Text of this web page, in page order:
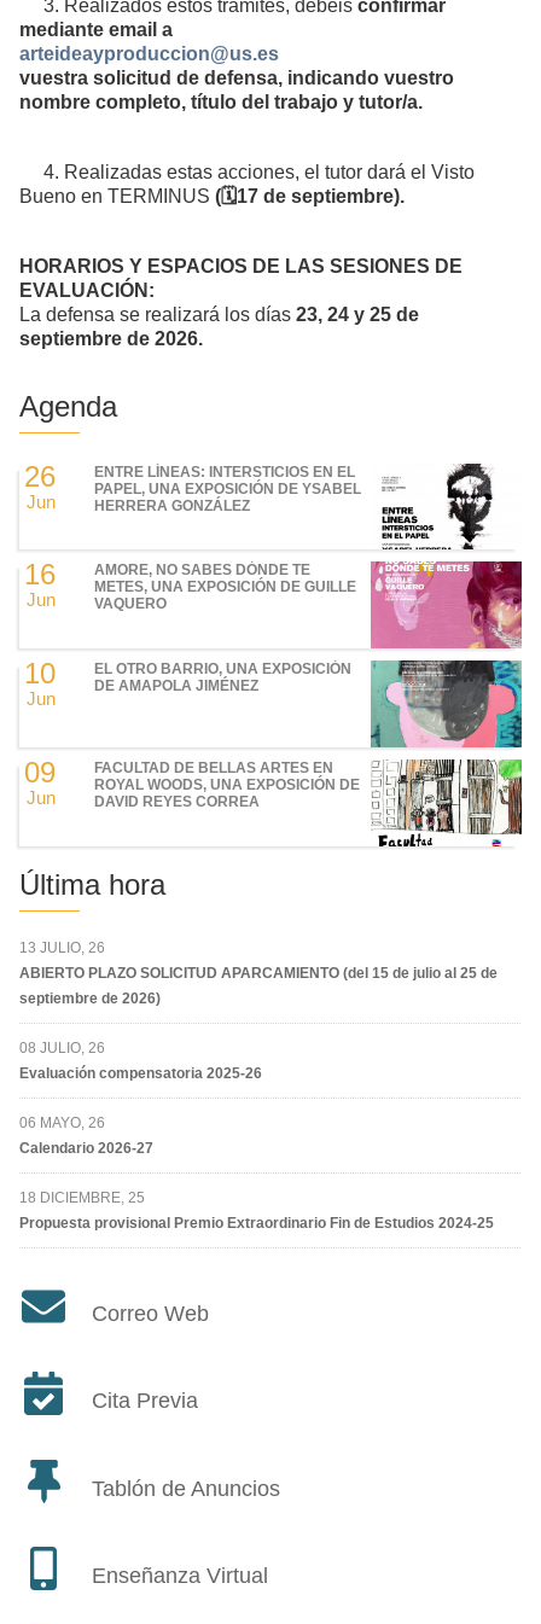
3. Realizados estos trámites, debéis confirmar
mediante email a
arteideayproduccion@us.es
vuestra solicitud de defensa, indicando vuestro
nombre completo, título del trabajo y tutor/a.
4. Realizadas estas acciones, el tutor dará el Visto
Bueno en TERMINUS (🗓️17 de septiembre).
HORARIOS Y ESPACIOS DE LAS SESIONES DE
EVALUACIÓN:
La defensa se realizará los días 23, 24 y 25 de
septiembre de 2026.
Agenda
26
Jun
ENTRE LÍNEAS: INTERSTICIOS EN EL
PAPEL, UNA EXPOSICIÓN DE YSABEL
HERRERA GONZÁLEZ
16
Jun
AMORE, NO SABES DÓNDE TE
METES, UNA EXPOSICIÓN DE GUILLE
VAQUERO
10
Jun
EL OTRO BARRIO, UNA EXPOSICIÓN
DE AMAPOLA JIMÉNEZ
09
Jun
FACULTAD DE BELLAS ARTES EN
ROYAL WOODS, UNA EXPOSICIÓN DE
DAVID REYES CORREA
Última hora
13 JULIO, 26
ABIERTO PLAZO SOLICITUD APARCAMIENTO (del 15 de julio al 25 de
septiembre de 2026)
08 JULIO, 26
Evaluación compensatoria 2025-26
06 MAYO, 26
Calendario 2026-27
18 DICIEMBRE, 25
Propuesta provisional Premio Extraordinario Fin de Estudios 2024-25
Correo Web
Cita Previa
Tablón de Anuncios
Enseñanza Virtual